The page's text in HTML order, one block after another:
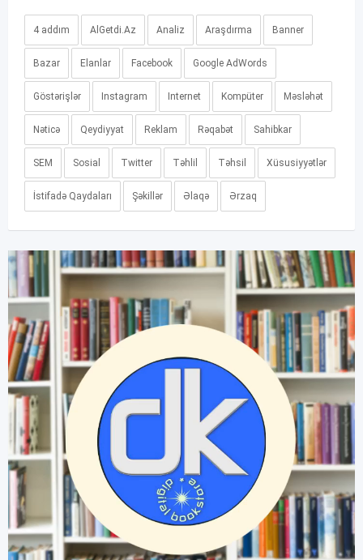
4 addım AlGetdi.Az Analiz Araşdırma Banner
Bazar Elanlar Facebook Google AdWords
Göstərişlər Instagram Internet Kompüter Məsləhət
Nəticə Qeydiyyat Reklam Rəqabət Sahibkar
SEM Sosial Twitter Təhlil Təhsil Xüsusiyyətlər
İstifadə Qaydaları Şəkillər Əlaqə Ərzaq